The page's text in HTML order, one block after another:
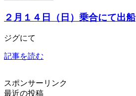
２月１４日（日）乗合にて出船
ジグにて
記事を読む
スポンサーリンク
最近の投稿